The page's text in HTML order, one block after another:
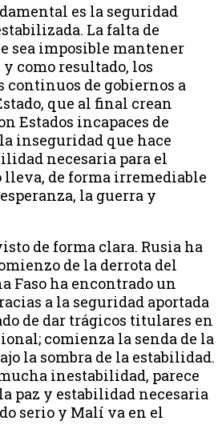
es la seguridad
La falta de
sea imposible mantener
como resultado, los
continuos de gobiernos a
que al final crean
Estados incapaces de
inseguridad que hace
necesaria para el
lleva, de forma irremediable
la guerra y
de forma clara. Rusia ha
de la derrota del
Faso ha encontrado un
a la seguridad aportada
de dar trágicos titulares en
comienza la senda de la
la sombra de la estabilidad.
inestabilidad, parece
paz y estabilidad necesaria
serio y Malí va en el